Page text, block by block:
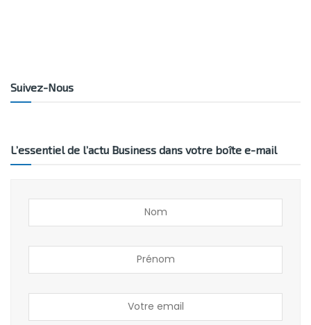
Suivez-Nous
L’essentiel de l’actu Business dans votre boîte e-mail